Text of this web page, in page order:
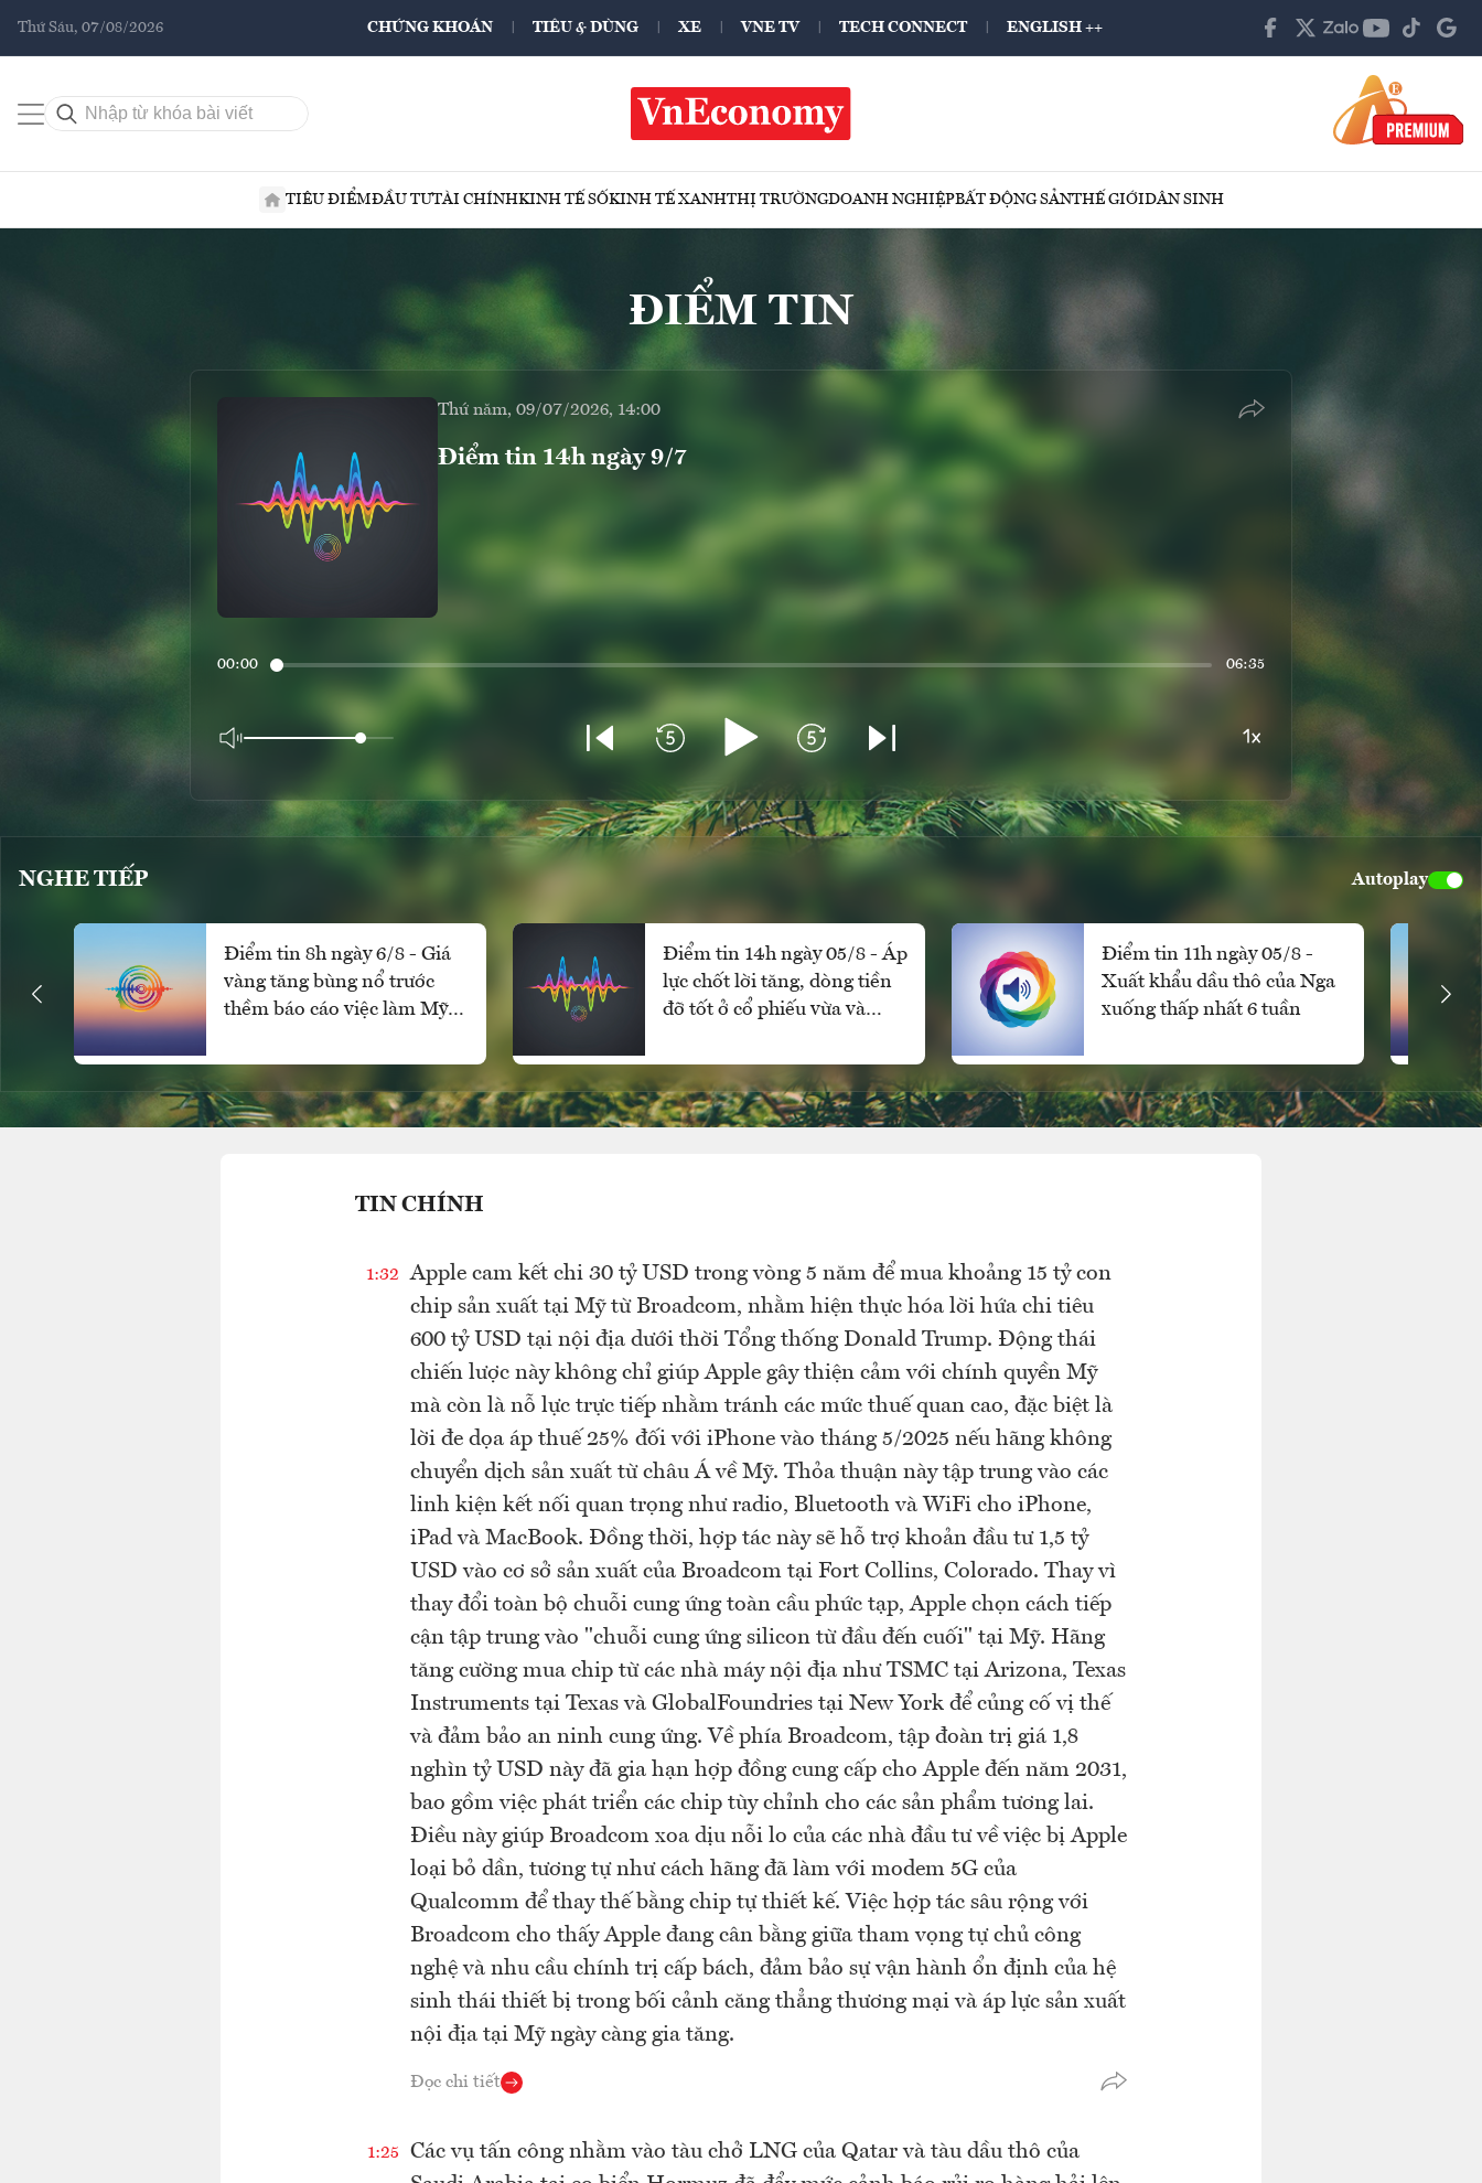
Thứ Sáu, 07/08/2026 CHỨNG KHOÁN TIÊU & DÙNG XE VNE TV TECH CONNECT ENGLISH ++
TIÊU ĐIỂMĐẦU TƯTÀI CHÍNHKINH TẾ SỐKINH TẾ XANHTHỊ TRƯỜNGDOANH NGHIỆPBẤT ĐỘNG SẢNTHẾ GIỚIDÂN SINH
ĐIỂM TIN
Thứ năm, 09/07/2026, 14:00
Điểm tin 14h ngày 9/7
00:00 06:35
NGHE TIẾP Autoplay
Điểm tin 8h ngày 6/8 - Giá
vàng tăng bùng nổ trước
thềm báo cáo việc làm Mỹ,
mạnh
Điểm tin 14h ngày 05/8 - Áp
lực chốt lời tăng, dòng tiền
đỡ tốt ở cổ phiếu vừa và
ròng
Điểm tin 11h ngày 05/8 -
Xuất khẩu dầu thô của Nga
xuống thấp nhất 6 tuần
TIN CHÍNH
1:32
Apple cam kết chi 30 tỷ USD trong vòng 5 năm để mua khoảng 15 tỷ con
chip sản xuất tại Mỹ từ Broadcom, nhằm hiện thực hóa lời hứa chi tiêu
600 tỷ USD tại nội địa dưới thời Tổng thống Donald Trump. Động thái
chiến lược này không chỉ giúp Apple gây thiện cảm với chính quyền Mỹ
mà còn là nỗ lực trực tiếp nhằm tránh các mức thuế quan cao, đặc biệt là
lời đe dọa áp thuế 25% đối với iPhone vào tháng 5/2025 nếu hãng không
chuyển dịch sản xuất từ châu Á về Mỹ. Thỏa thuận này tập trung vào các
linh kiện kết nối quan trọng như radio, Bluetooth và WiFi cho iPhone,
iPad và MacBook. Đồng thời, hợp tác này sẽ hỗ trợ khoản đầu tư 1,5 tỷ
USD vào cơ sở sản xuất của Broadcom tại Fort Collins, Colorado. Thay vì
thay đổi toàn bộ chuỗi cung ứng toàn cầu phức tạp, Apple chọn cách tiếp
cận tập trung vào "chuỗi cung ứng silicon từ đầu đến cuối" tại Mỹ. Hãng
tăng cường mua chip từ các nhà máy nội địa như TSMC tại Arizona, Texas
Instruments tại Texas và GlobalFoundries tại New York để củng cố vị thế
và đảm bảo an ninh cung ứng. Về phía Broadcom, tập đoàn trị giá 1,8
nghìn tỷ USD này đã gia hạn hợp đồng cung cấp cho Apple đến năm 2031,
bao gồm việc phát triển các chip tùy chỉnh cho các sản phẩm tương lai.
Điều này giúp Broadcom xoa dịu nỗi lo của các nhà đầu tư về việc bị Apple
loại bỏ dần, tương tự như cách hãng đã làm với modem 5G của
Qualcomm để thay thế bằng chip tự thiết kế. Việc hợp tác sâu rộng với
Broadcom cho thấy Apple đang cân bằng giữa tham vọng tự chủ công
nghệ và nhu cầu chính trị cấp bách, đảm bảo sự vận hành ổn định của hệ
sinh thái thiết bị trong bối cảnh căng thẳng thương mại và áp lực sản xuất
nội địa tại Mỹ ngày càng gia tăng.
Đọc chi tiết
1:25
Các vụ tấn công nhằm vào tàu chở LNG của Qatar và tàu dầu thô của